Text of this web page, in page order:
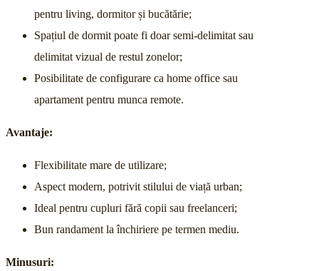
pentru living, dormitor și bucătărie;
Spațiul de dormit poate fi doar semi-delimitat sau
delimitat vizual de restul zonelor;
Posibilitate de configurare ca home office sau
apartament pentru munca remote.
Avantaje:
Flexibilitate mare de utilizare;
Aspect modern, potrivit stilului de viață urban;
Ideal pentru cupluri fără copii sau freelanceri;
Bun randament la închiriere pe termen mediu.
Minusuri: